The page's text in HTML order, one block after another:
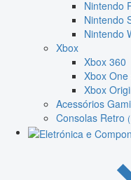
Nintendo
Nintendo
Nintendo
Xbox
Xbox 360
Xbox
Xbox
Acessórios
Consolas Retro